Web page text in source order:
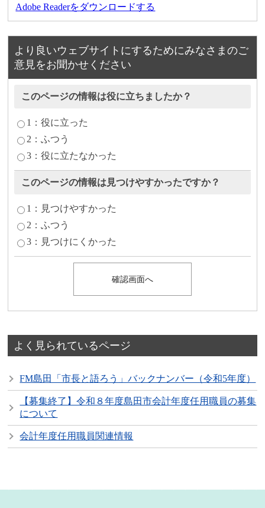
Adobe Readerをダウンロードする
より良いウェブサイトにするためにみなさまのご
意見をお聞かせください
このページの情報は役に立ちましたか？
1：役に立った
2：ふつう
3：役に立たなかった
このページの情報は見つけやすかったですか？
1：見つけやすかった
2：ふつう
3：見つけにくかった
よく見られているページ
FM島田「市長と語ろう」バックナンバー（令和5年度）
【募集終了】令和８年度島田市会計年度任用職員の募集
について
会計年度任用職員関連情報